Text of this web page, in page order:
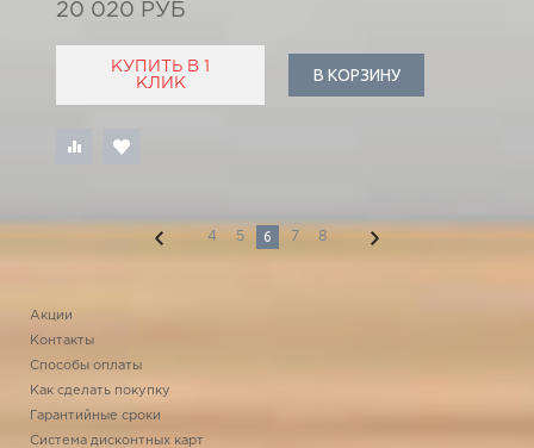
20 020 РУБ
КУПИТЬ В 1
КЛИК
В КОРЗИНУ
4 5 6 7 8
Акции
Контакты
Способы оплаты
Как сделать покупку
Гарантийные сроки
Система дисконтных карт